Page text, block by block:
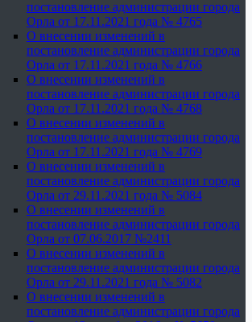
постановление администрации города
Орла от 17.11.2021 года № 4765
О внесении изменений в
постановление администрации города
Орла от 17.11.2021 года № 4766
О внесении изменений в
постановление администрации города
Орла от 17.11.2021 года № 4768
О внесении изменений в
постановление администрации города
Орла от 17.11.2021 года № 4769
О внесении изменений в
постановление администрации города
Орла от 29.11.2021 года № 5084
О внесении изменений в
постановление администрации города
Орла от 07.06.2017 №2411
О внесении изменений в
постановление администрации города
Орла от 29.11.2021 года № 5082
О внесении изменений в
постановление администрации города